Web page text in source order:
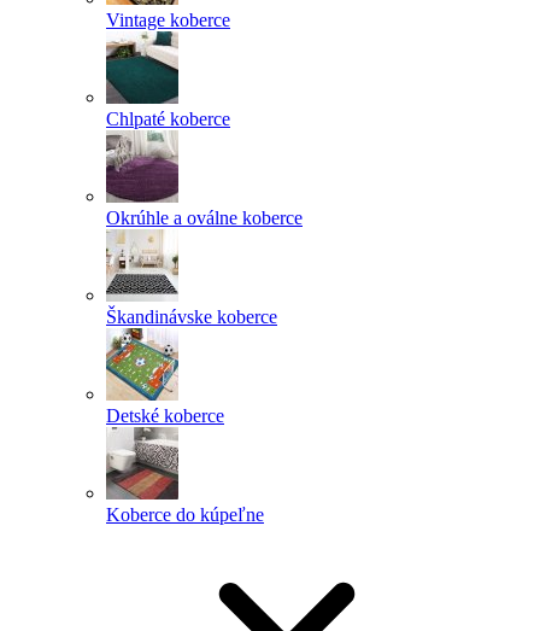
Vintage koberce
Chlpaté koberce
Okrúhle a oválne koberce
Škandinávske koberce
Detské koberce
Koberce do kúpeľne